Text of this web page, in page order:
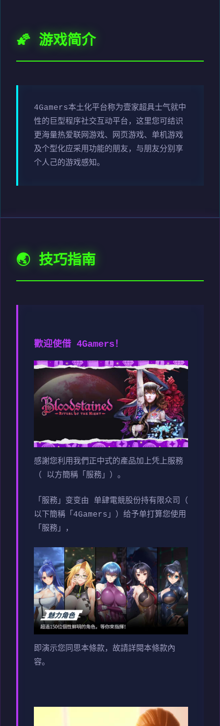
🌠 游戏简介
4Gamers本土化平台称为壹家超具士气就中
性的巨型程序社交互动平台，这里您可结识
更海量热爱联网游戏、网页游戏、单机游戏
及个型化应采用功能的朋友，与朋友分别享
个人己的游戏感知。
🌏 技巧指南
歡迎使借 4Gamers！
感謝您利用我們正中式的產品加上凭上服務
（ 以方簡稱「服務」）。
「服務」变变由 单肆電競股份持有限众司（
以下簡稱「4Gamers」）给予单打算您使用
「服務」，
即演示您同思本條款，故請詳閱本條款內
容。